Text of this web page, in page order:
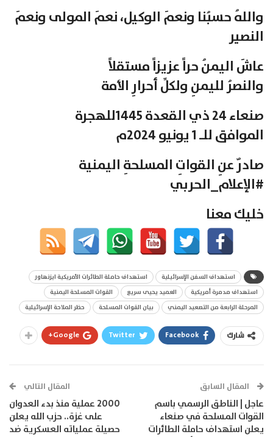
واللهُ حسبُنا ونعمَ الوكيل، نعمَ المولى ونعمَ
النصير
عاشَ اليمنُ حراً عزيزاً مستقلاً
والنصرُ لليمنِ ولكلِّ أحرارِ الأمة
صنعاء 24 ذي القعدة 1445للهجرة
الموافق للـ 1 يونيو 2024م
صادرٌ عنِ القواتِ المسلحةِ اليمنية
#الإعلام_الحربي
خليك معنا
استهداف السفن الإسرائيلية
استهداف حاملة الطائرات الأمريكية ايزنهاور
استهداف مدمرة أمريكية
العميد يحيى سريع
القوات المسلحة اليمنية
المرحلة الرابعة من التصعيد اليمني
بيان القوات المسلحة حظر الملاحة الإسرائيلية
شارك Facebook
Twitter
Google+
المقال السابق
عاجل | الناطق الرسمي باسم
القوات المسلحة في صنعاء
يعلن استهداف حاملة الطائرات
المقال التالي
2000 عملية منذ بدء العدوان
على غزة.. حزب الله يعلن
حصيلة عملياته العسكرية ضد